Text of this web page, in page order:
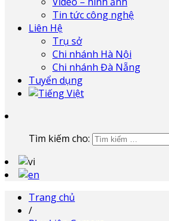
Tin tức công nghệ
Liên Hệ
Trụ sở
Chi nhánh Hà Nội
Chi nhánh Đà Nẵng
Tuyển dụng
Tìm kiếm cho:
Trang chủ
/